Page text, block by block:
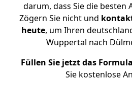
darum, dass Sie die besten
Zögern Sie nicht und
heute, um Ihren
Wuppertal nach
Füllen Sie jetzt das
Sie kostenlose